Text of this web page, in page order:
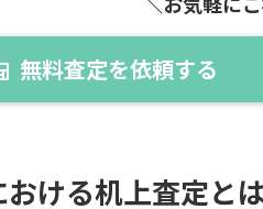
無料査定を依頼する
ける机上査定と